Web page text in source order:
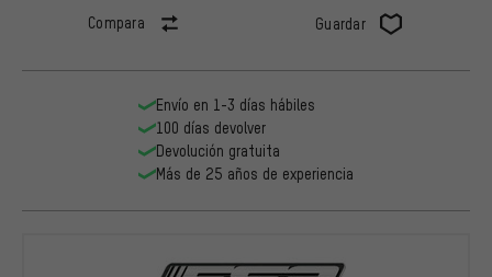
Compara Guardar
Envío en 1-3 días hábiles
100 días devolver
Devolución gratuita
Más de 25 años de experiencia